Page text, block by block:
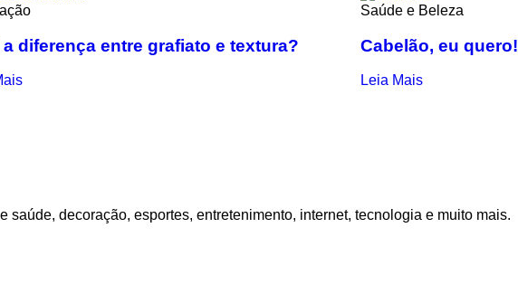
a diferença entre grafiato e textura?
Saúde e Beleza
Cabelão, eu quero!
Leia Mais
saúde, decoração, esportes, entretenimento, internet, tecnologia e muito mais.